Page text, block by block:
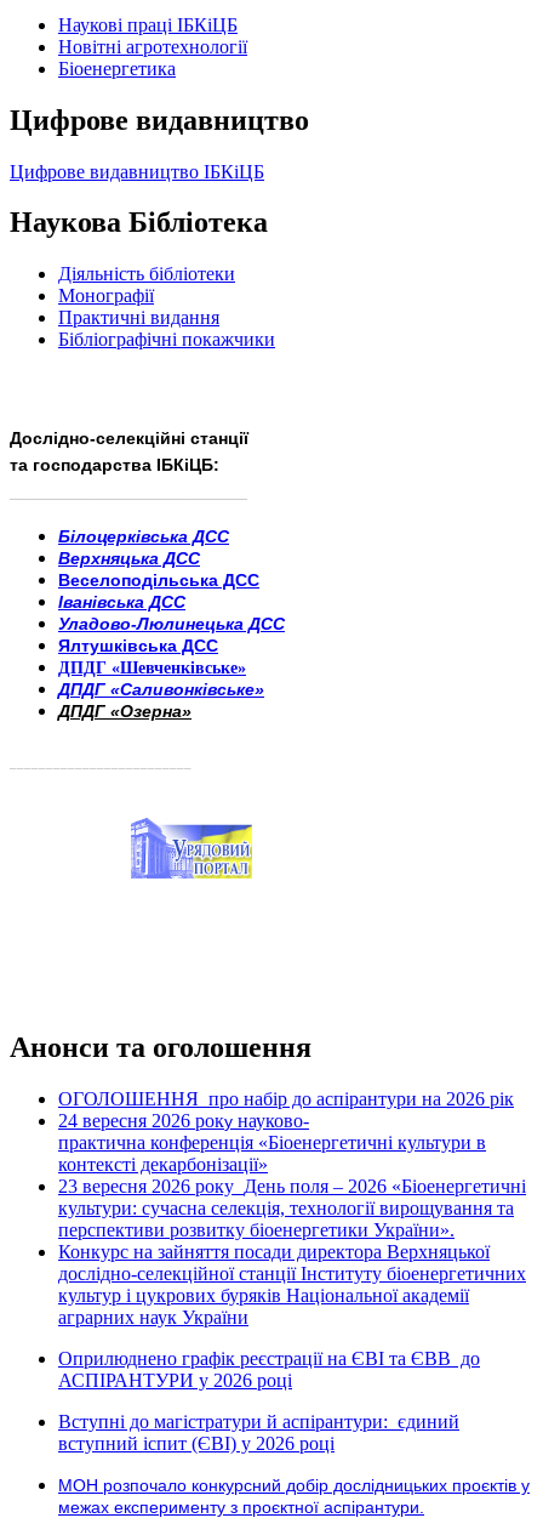
Наукові праці ІБКіЦБ
Новітні агротехнології
Бiоенергетика
Цифрове видавництво
Цифрове видавництво ІБКіЦБ
Наукова Бібліотека
Діяльність бібліотеки
Монографії
Практичні видання
Бібліографічні покажчики
Дослідно-селекційні станції
та господарства ІБКіЦБ:
Білоцерківська ДСС
Верхняцька ДСС
Веселоподільська ДСС
Іванівська ДСС
Уладово-Люлинецька ДСС
Ялтушківська ДСС
ДПДГ «Шевченківське»
ДПДГ «Саливонківське»
ДПДГ «Озерна»
Анонси та оголошення
ОГОЛОШЕННЯ про набір до аспірантури на 2026 рік
24 вересня 2026 року науково-
практична конференція «Біоенергетичні культури в
контексті декарбонізації»
23 вересня 2026 року День поля – 2026 «Біоенергетичні
культури: сучасна селекція, технології вирощування та
перспективи розвитку біоенергетики України».
Конкурс на зайняття посади директора Верхняцької
дослідно-селекційної станції Інституту біоенергетичних
культур і цукрових буряків Національної академії
аграрних наук України
Оприлюднено графік реєстрації на ЄВІ та ЄВВ до
АСПІРАНТУРИ у 2026 році
Вступні до магістратури й аспірантури: єдиний
вступний іспит (ЄВІ) у 2026 році
МОН розпочало конкурсний добір дослідницьких проєктів у
межах експерименту з проєктної аспірантури.